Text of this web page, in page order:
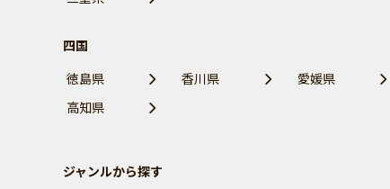
四国
徳島県
香川県
愛媛県
高知県
ジャンルから探す